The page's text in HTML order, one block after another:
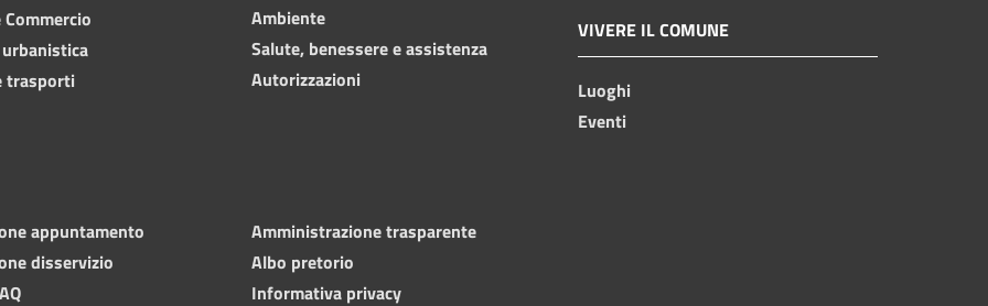
trasporti
Ambiente
Salute, benessere e assistenza
Autorizzazioni
VIVERE IL COMUNE
Luoghi
Eventi
appuntamento
disservizio
Amministrazione trasparente
Albo pretorio
Informativa privacy